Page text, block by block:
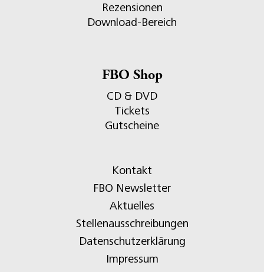
Rezensionen
Download-Bereich
FBO Shop
CD & DVD
Tickets
Gutscheine
Kontakt
FBO Newsletter
Aktuelles
Stellenausschreibungen
Datenschutzerklärung
Impressum